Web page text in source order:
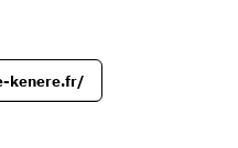
kenere.fr/